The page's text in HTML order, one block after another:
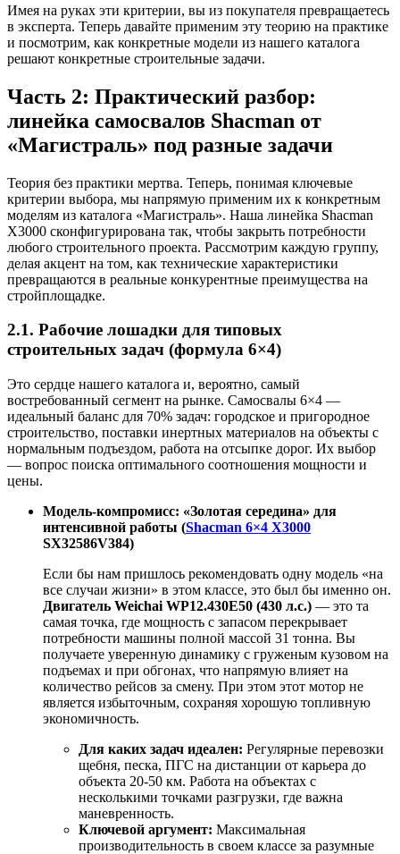
Имея на руках эти критерии, вы из покупателя превращаетесь
в эксперта. Теперь давайте применим эту теорию на практике
и посмотрим, как конкретные модели из нашего каталога
решают конкретные строительные задачи.
Часть 2: Практический разбор:
линейка самосвалов Shacman от
«Магистраль» под разные задачи
Теория без практики мертва. Теперь, понимая ключевые
критерии выбора, мы напрямую применим их к конкретным
моделям из каталога «Магистраль». Наша линейка Shacman
X3000 сконфигурирована так, чтобы закрыть потребности
любого строительного проекта. Рассмотрим каждую группу,
делая акцент на том, как технические характеристики
превращаются в реальные конкурентные преимущества на
стройплощадке.
2.1. Рабочие лошадки для типовых
строительных задач (формула 6×4)
Это сердце нашего каталога и, вероятно, самый
востребованный сегмент на рынке. Самосвалы 6×4 —
идеальный баланс для 70% задач: городское и пригородное
строительство, поставки инертных материалов на объекты с
нормальным подъездом, работа на отсыпке дорог. Их выбор
— вопрос поиска оптимального соотношения мощности и
цены.
Модель-компромисс: «Золотая середина» для
интенсивной работы (Shacman 6×4 X3000
SX32586V384)
Если бы нам пришлось рекомендовать одну модель «на
все случаи жизни» в этом классе, это был бы именно он.
Двигатель Weichai WP12.430E50 (430 л.с.) — это та
самая точка, где мощность с запасом перекрывает
потребности машины полной массой 31 тонна. Вы
получаете уверенную динамику с груженым кузовом на
подъемах и при обгонах, что напрямую влияет на
количество рейсов за смену. При этом этот мотор не
является избыточным, сохраняя хорошую топливную
экономичность.
Для каких задач идеален: Регулярные перевозки
щебня, песка, ПГС на дистанции от карьера до
объекта 20-50 км. Работа на объектах с
несколькими точками разгрузки, где важна
маневренность.
Ключевой аргумент: Максимальная
производительность в своем классе за разумные